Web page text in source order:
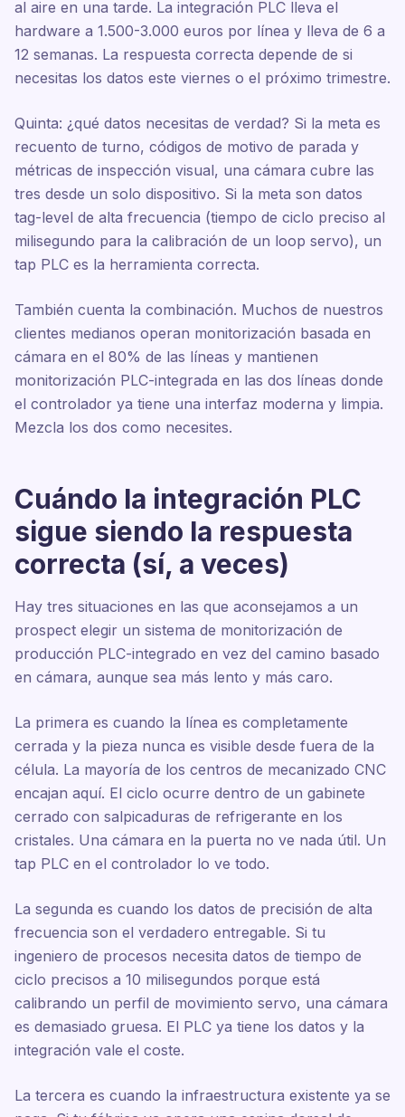
al aire en una tarde. La integración PLC lleva el
hardware a 1.500-3.000 euros por línea y lleva de 6 a
12 semanas. La respuesta correcta depende de si
necesitas los datos este viernes o el próximo trimestre.
Quinta: ¿qué datos necesitas de verdad? Si la meta es
recuento de turno, códigos de motivo de parada y
métricas de inspección visual, una cámara cubre las
tres desde un solo dispositivo. Si la meta son datos
tag-level de alta frecuencia (tiempo de ciclo preciso al
milisegundo para la calibración de un loop servo), un
tap PLC es la herramienta correcta.
También cuenta la combinación. Muchos de nuestros
clientes medianos operan monitorización basada en
cámara en el 80% de las líneas y mantienen
monitorización PLC-integrada en las dos líneas donde
el controlador ya tiene una interfaz moderna y limpia.
Mezcla los dos como necesites.
Cuándo la integración PLC
sigue siendo la respuesta
correcta (sí, a veces)
Hay tres situaciones en las que aconsejamos a un
prospect elegir un sistema de monitorización de
producción PLC-integrado en vez del camino basado
en cámara, aunque sea más lento y más caro.
La primera es cuando la línea es completamente
cerrada y la pieza nunca es visible desde fuera de la
célula. La mayoría de los centros de mecanizado CNC
encajan aquí. El ciclo ocurre dentro de un gabinete
cerrado con salpicaduras de refrigerante en los
cristales. Una cámara en la puerta no ve nada útil. Un
tap PLC en el controlador lo ve todo.
La segunda es cuando los datos de precisión de alta
frecuencia son el verdadero entregable. Si tu
ingeniero de procesos necesita datos de tiempo de
ciclo precisos a 10 milisegundos porque está
calibrando un perfil de movimiento servo, una cámara
es demasiado gruesa. El PLC ya tiene los datos y la
integración vale el coste.
La tercera es cuando la infraestructura existente ya se